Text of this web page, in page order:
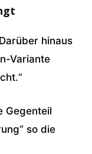
hinaus
Variante
Gegenteil
so die